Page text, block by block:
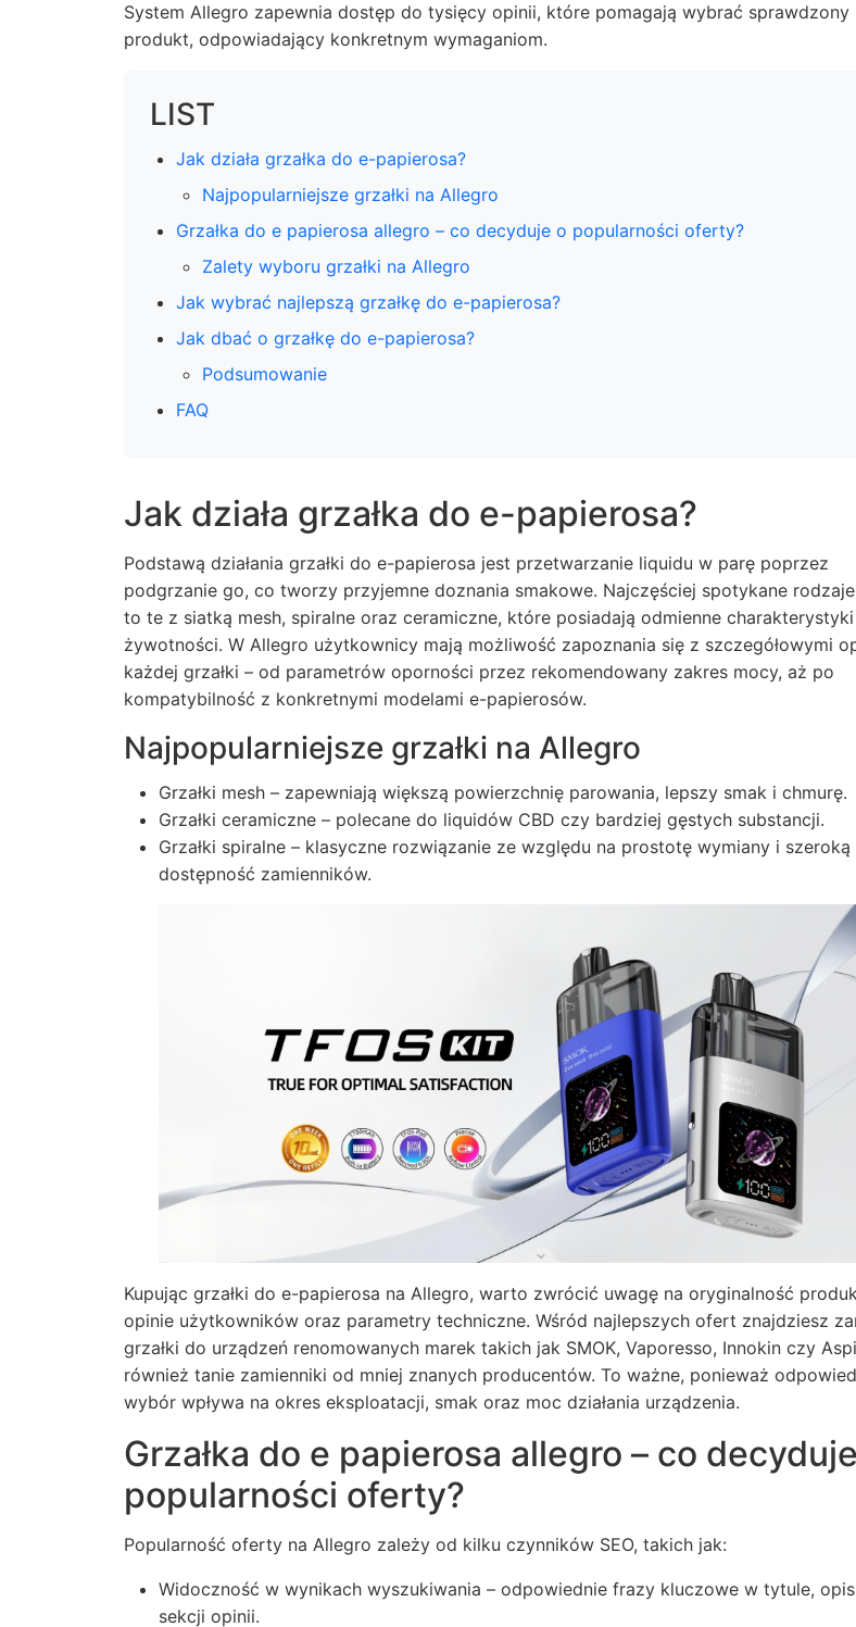
System Allegro zapewnia dostęp do tysięcy opinii, które pomagają wybrać sprawdzony
produkt, odpowiadający konkretnym wymaganiom.
LIST
Jak działa grzałka do e-papierosa?
Najpopularniejsze grzałki na Allegro
Grzałka do e papierosa allegro – co decyduje o popularności oferty?
Zalety wyboru grzałki na Allegro
Jak wybrać najlepszą grzałkę do e-papierosa?
Jak dbać o grzałkę do e-papierosa?
Podsumowanie
FAQ
Jak działa grzałka do e-papierosa?
Podstawą działania grzałki do e-papierosa jest przetwarzanie liquidu w parę poprzez
podgrzanie go, co tworzy przyjemne doznania smakowe. Najczęściej spotykane rodzaje
to te z siatką mesh, spiralne oraz ceramiczne, które posiadają odmienne
żywotności. W Allegro użytkownicy mają możliwość zapoznania się z szczegółowymi
każdej grzałki – od parametrów oporności przez rekomendowany zakres mocy, aż po
kompatybilność z konkretnymi modelami e-papierosów.
Najpopularniejsze grzałki na Allegro
Grzałki mesh – zapewniają większą powierzchnię parowania, lepszy smak i chmurę.
Grzałki ceramiczne – polecane do liquidów CBD czy bardziej gęstych substancji.
Grzałki spiralne – klasyczne rozwiązanie ze względu na prostotę wymiany i szeroką
dostępność zamienników.
Kupując grzałki do e-papierosa na Allegro, warto zwrócić uwagę na oryginalność
opinie użytkowników oraz parametry techniczne. Wśród najlepszych ofert znajdziesz
grzałki do urządzeń renomowanych marek takich jak SMOK, Vaporesso, Innokin czy
również tanie zamienniki od mniej znanych producentów. To ważne, ponieważ
wybór wpływa na okres eksploatacji, smak oraz moc działania urządzenia.
Grzałka do e papierosa allegro – co
popularności oferty?
Popularność oferty na Allegro zależy od kilku czynników SEO, takich jak:
Widoczność w wynikach wyszukiwania – odpowiednie frazy kluczowe w tytule,
sekcji opinii.